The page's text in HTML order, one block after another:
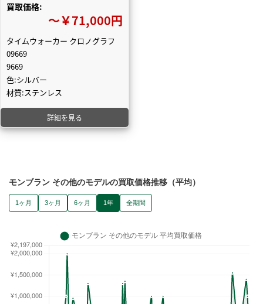
買取価格:
〜￥71,000円
タイムウォーカー クロノグラフ
09669
9669
色:シルバー
材質:ステンレス
詳細を見る
モンブラン その他のモデルの買取価格推移（平均）
1ヶ月 3ヶ月 6ヶ月 1年 全期間